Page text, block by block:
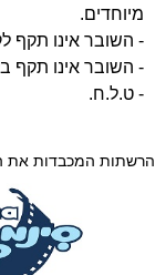
מיוחדים.
- השובר אינו תקף
- השובר אינו תקף
- ט.ל.ח.
הרשתות המכבדות את